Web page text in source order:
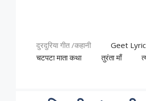
दुरदुरिया गीत /कहानी Geet
चटपटा माता कथा
तुरंता माँ